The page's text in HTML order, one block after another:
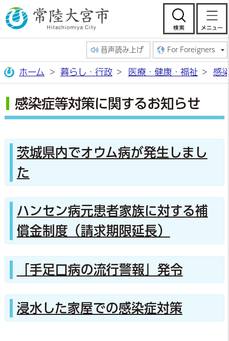
常陸大宮市公
検
音声読み上げ For Foreigners
ホーム 暮らし・行政 医療・健康・福祉 感
感染症等対策に関するお知らせ
茨城県内でオウム病が発生しまし
た
ハンセン病元患者家族に対する補
償金制度（請求期限延長）
「手足口病の流行警報」発令
浸水した家屋での感染症対策